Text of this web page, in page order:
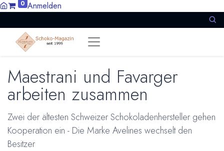
0 Anmelden
Maestrani und Favarger
arbeiten zusammen
Zwei der ältesten Schweizer Schokoladenhersteller gehen
Kooperation ein - Die Marke Avelines wechselt den
Besitzer